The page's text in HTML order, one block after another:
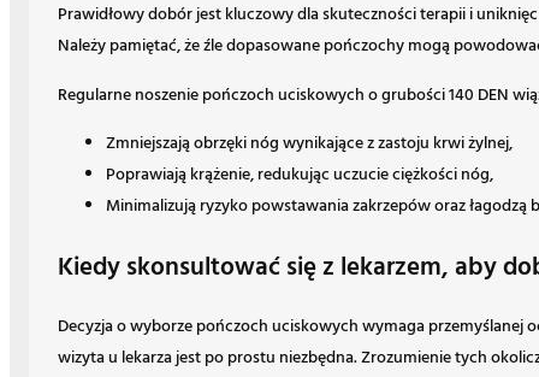
Prawidłowy dobór jest kluczowy dla skuteczności terapii i
Należy pamiętać, że źle dopasowane pończochy mogą
Regularne noszenie pończoch uciskowych o grubości 140 DEN
Zmniejszają obrzęki nóg wynikające z zastoju krwi żylnej,
Poprawiają krążenie, redukując uczucie ciężkości nóg,
Minimalizują ryzyko powstawania zakrzepów oraz
Kiedy skonsultować się z lekarzem, aby
Decyzja o wyborze pończoch uciskowych wymaga przemyślanej
wizyta u lekarza jest po prostu niezbędna. Zrozumienie tych